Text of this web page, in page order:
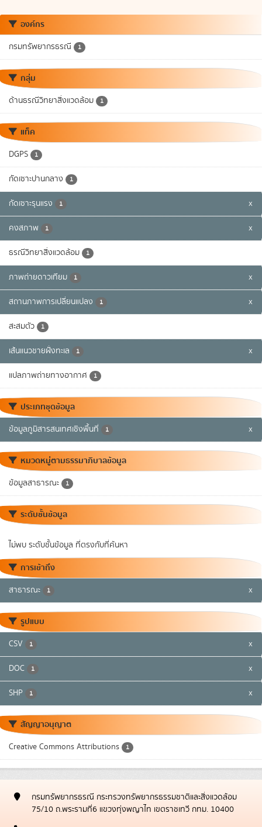
องค์กร
กรมทรัพยากรธรณี 1
กลุ่ม
ด้านธรณีวิทยาสิ่งแวดล้อม 1
แท็ค
DGPS 1
กัดเซาะปานกลาง 1
กัดเซาะรุนแรง 1 x
คงสภาพ 1 x
ธรณีวิทยาสิ่งแวดล้อม 1
ภาพถ่ายดาวเทียม 1 x
สถานภาพการเปลี่ยนแปลง 1 x
สะสมตัว 1
เส้นแนวชายฝั่งทะเล 1 x
แปลภาพถ่ายทางอากาศ 1
ประเภทชุดข้อมูล
ข้อมูลภูมิสารสนเทศเชิงพื้นที่ 1 x
หมวดหมู่ตามธรรมาภิบาลข้อมูล
ข้อมูลสาธารณะ 1
ระดับชั้นข้อมูล
ไม่พบ ระดับชั้นข้อมูล ที่ตรงกับที่ค้นหา
การเข้าถึง
สาธารณะ 1 x
รูปแบบ
CSV 1 x
DOC 1 x
SHP 1 x
สัญญาอนุญาต
Creative Commons Attributions 1
กรมทรัพยากรธรณี กระทรวงทรัพยากรธรรมชาติและสิ่งแวดล้อม
75/10 ถ.พระรามที่6 แขวงทุ่งพญาไท เขตราชเทวี กทม. 10400